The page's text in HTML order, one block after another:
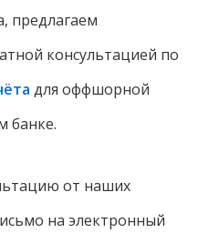
предлагаем
консультацией по
для оффшорной
банке.
от наших
на электронный